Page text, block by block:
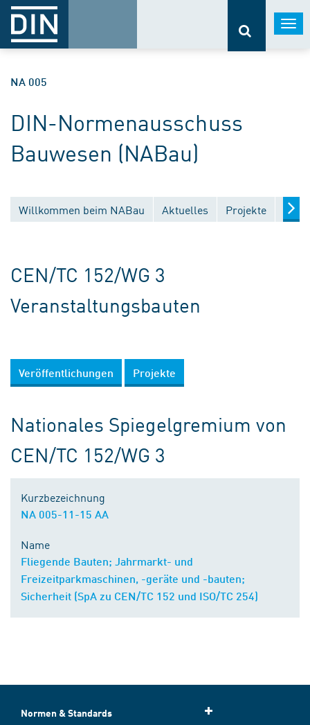
NA 005
DIN-Normenausschuss
Bauwesen (NABau)
Willkommen beim NABau Aktuelles Projekte
CEN/TC 152/WG 3
Veranstaltungsbauten
Veröffentlichungen Projekte
Nationales Spiegelgremium von
CEN/TC 152/WG 3
Kurzbezeichnung
NA 005-11-15 AA
Name
Fliegende Bauten; Jahrmarkt- und
Freizeitparkmaschinen, -geräte und -bauten;
Sicherheit (SpA zu CEN/TC 152 und ISO/TC 254)
Normen & Standards